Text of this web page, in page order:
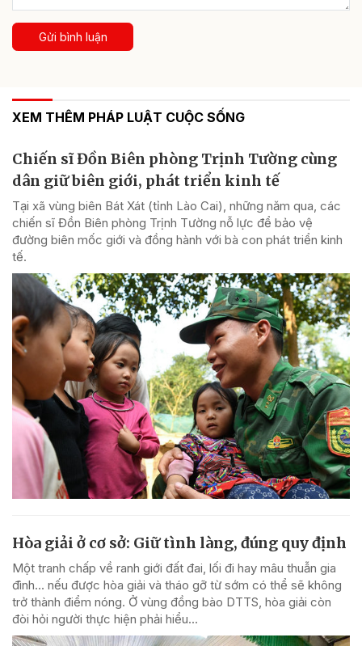
Gửi bình luận
XEM THÊM PHÁP LUẬT CUỘC SỐNG
Chiến sĩ Đồn Biên phòng Trịnh Tường cùng
dân giữ biên giới, phát triển kinh tế
Tại xã vùng biên Bát Xát (tỉnh Lào Cai), những năm qua, các
chiến sĩ Đồn Biên phòng Trịnh Tường nỗ lực để bảo vệ
đường biên mốc giới và đồng hành với bà con phát triển kinh
tế.
Hòa giải ở cơ sở: Giữ tình làng, đúng quy định
Một tranh chấp về ranh giới đất đai, lối đi hay mâu thuẫn gia
đình... nếu được hòa giải và tháo gỡ từ sớm có thể sẽ không
trở thành điểm nóng. Ở vùng đồng bào DTTS, hòa giải còn
đòi hỏi người thực hiện phải hiểu...